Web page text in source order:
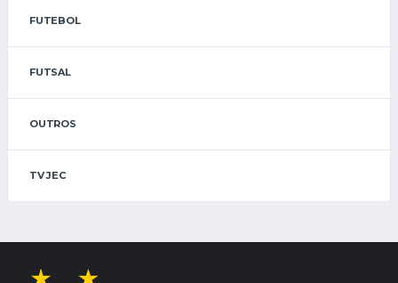
FUTEBOL
FUTSAL
OUTROS
TV JEC